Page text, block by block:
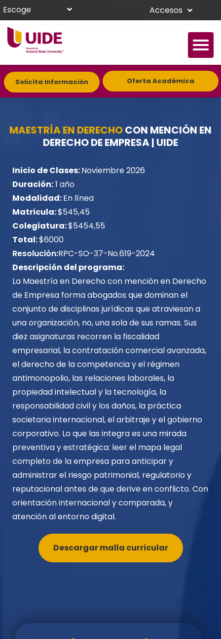
Escoge Accesos
Solicita Información Oferta Académica
MAESTRÍA EN DERECHOCON MENCIÓN EN
DERECHO DE EMPRESA | UIDE
Inicio de Clases:Noviembre 2026
Duración:1 año
Modalidad:En línea
Matricula:$545,45
Colegiatura:$5454,55
Total:$6000
Resolución:RPC-SO-37-No.619-2024
Descripción del programa:
La Maestría en Derecho con mención en Derecho
de Empresa forma abogados que dominan el
conjunto de disciplinas jurídicas que atraviesan a
una organización, no, una sola de sus ramas. Sus
diez asignaturas recorren la fiscalidad
empresarial, la contratación comercial avanzada,
el derecho de la competencia y el régimen
antimonopolio, las relaciones laborales, la
propiedad intelectual y la tecnología, la
responsabilidad civil y los daños, la práctica
societaria internacional, el arbitraje y el gobierno
corporativo. Lo que las integra es una mirada
preventiva y estratégica: leer el mapa legal
completo de la empresa para anticipar y
administrar el riesgo patrimonial, regulatorio y
reputacional antes de que derive en conflicto. Con
orientación internacional y comparada, y
atención al entorno digital.
Descargar malla curricular